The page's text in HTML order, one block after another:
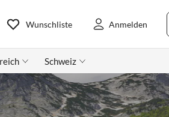
Wunschliste Anmelden
Schweiz